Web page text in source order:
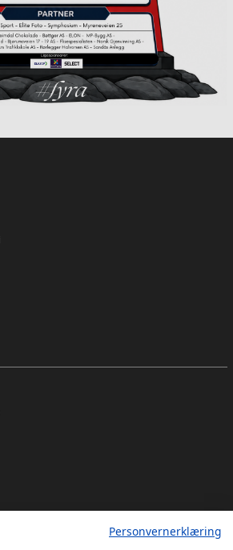
Personvernerklæring